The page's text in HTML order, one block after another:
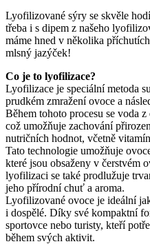
Lyofilizované sýry se skvěle
třeba i s dipem z našeho
máme hned v několika
mlsný jazýček!
Co je to lyofilizace?
Lyofilizace je speciální metoda
prudkém zmražení ovoce a
Během tohoto procesu se voda
což umožňuje zachování
nutričních hodnot, včetně
Tato technologie umožňuje
které jsou obsaženy v čerstvém
lyofilizaci se také prodlužuje
jeho přírodní chuť a aroma.
Lyofilizované ovoce je ideální
i dospělé. Díky své kompaktní
sportovce nebo turisty, kteří
během svých aktivit.